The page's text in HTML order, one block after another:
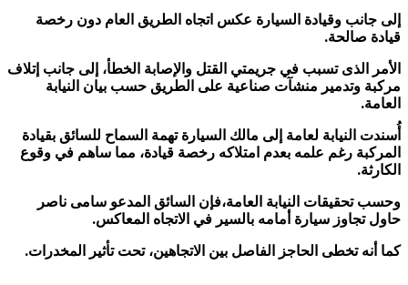
إلى جانب وقيادة السيارة عكس اتجاه الطريق العام دون رخصة
قيادة صالحة.
الأمر الذى تسبب في جريمتي القتل والإصابة الخطأ، إلى جانب إتلاف
مركبة وتدمير منشآت صناعية على الطريق حسب بيان النيابة
العامة.
أُسندت النيابة لعامة إلى مالك السيارة تهمة السماح للسائق بقيادة
المركبة رغم علمه بعدم امتلاكه رخصة قيادة، مما ساهم في وقوع
الكارثة.
وحسب تحقيقات النيابة العامة،فإن السائق المدعو سامى ناصر
حاول تجاوز سيارة أمامه بالسير في الاتجاه المعاكس.
كما أنه تخطى الحاجز الفاصل بين الاتجاهين، تحت تأثير المخدرات.